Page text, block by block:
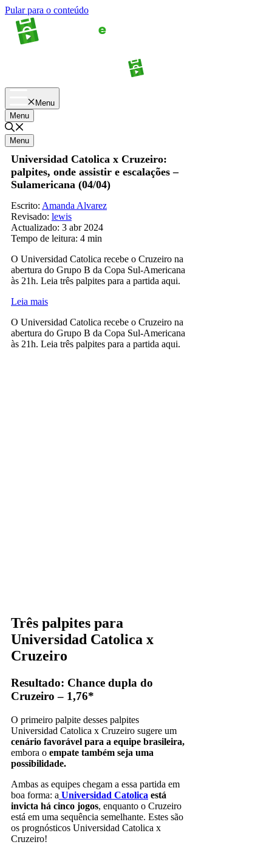
Pular para o conteúdo
Menu
Menu
Menu
Universidad Catolica x Cruzeiro:
palpites, onde assistir e escalações –
Sulamericana (04/04)
Escrito: Amanda Alvarez
Revisado: lewis
Actualizado: 3 abr 2024
Tempo de leitura: 4 min
O Universidad Catolica recebe o Cruzeiro na
abertura do Grupo B da Copa Sul-Americana
às 21h. Leia três palpites para a partida aqui.
Leia mais
O Universidad Catolica recebe o Cruzeiro na
abertura do Grupo B da Copa Sul-Americana
às 21h. Leia três palpites para a partida aqui.
Três palpites para
Universidad Catolica x
Cruzeiro
Resultado: Chance dupla do
Cruzeiro – 1,76*
O primeiro palpite desses palpites
Universidad Catolica x Cruzeiro sugere um
cenário favorável para a equipe brasileira,
embora o empate também seja uma
possibilidade.
Ambas as equipes chegam a essa partida em
boa forma: a Universidad Catolica está
invicta há cinco jogos, enquanto o Cruzeiro
está em uma sequência semelhante. Estes são
os prognósticos Universidad Catolica x
Cruzeiro!